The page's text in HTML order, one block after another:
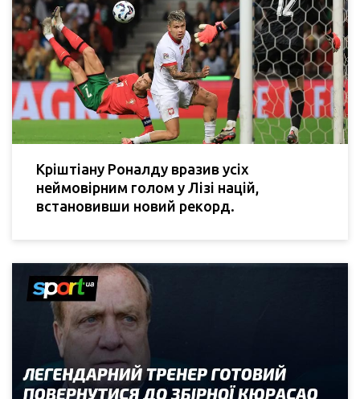
Кріштіану Роналду вразив усіх
неймовірним голом у Лізі націй,
встановивши новий рекорд.